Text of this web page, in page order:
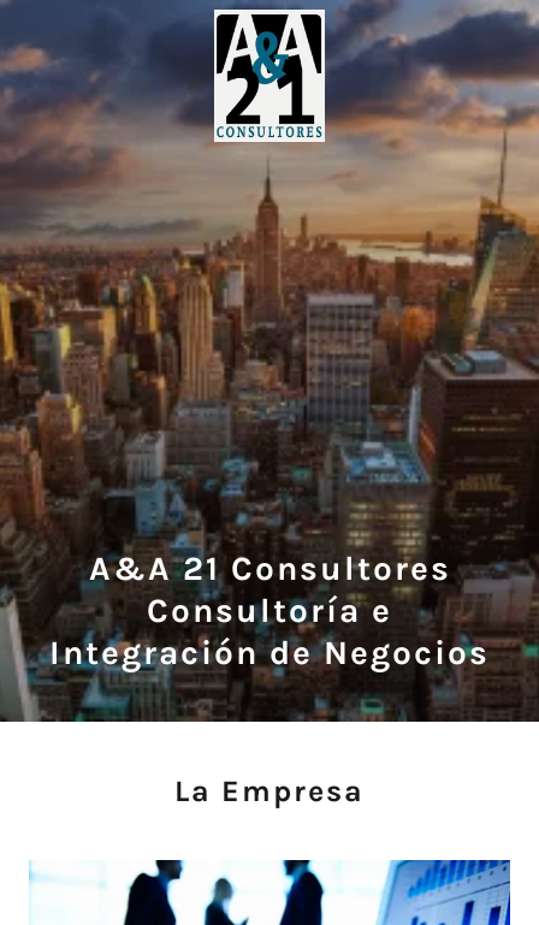
A&A 21 Consultores
Consultoría e
Integración de Negocios
La Empresa